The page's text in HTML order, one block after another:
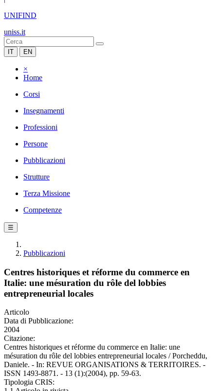
UNIFIND
uniss.it
IT EN
×
Home
Corsi
Insegnamenti
Professioni
Persone
Pubblicazioni
Strutture
Terza Missione
Competenze
☰
Pubblicazioni
Centres historiques et réforme du commerce en
Italie: une mésuration du rôle del lobbies
entrepreneurial locales
Articolo
Data di Pubblicazione:
2004
Citazione:
Centres historiques et réforme du commerce en Italie: une
mésuration du rôle del lobbies entrepreneurial locales / Porcheddu,
Daniele. - In: REVUE ORGANISATIONS & TERRITOIRES. -
ISSN 1493-8871. - 13 (1):(2004), pp. 59-63.
Tipologia CRIS: